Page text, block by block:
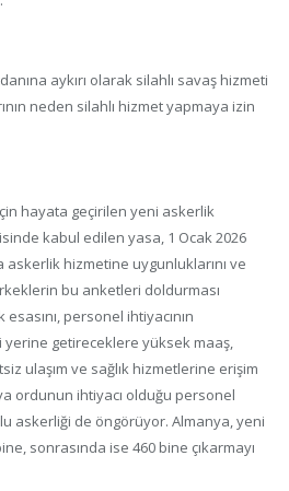
aykırı olarak silahlı savaş hizmeti
neden silahlı hizmet yapmaya izin
hayata geçirilen yeni askerlik
kabul edilen yasa, 1 Ocak 2026
hizmetine uygunluklarını ve
bu anketleri doldurması
personel ihtiyacının
getireceklere yüksek maaş,
ulaşım ve sağlık hizmetlerine erişim
ordunun ihtiyacı olduğu personel
askerliği de öngörüyor. Almanya, yeni
sonrasında ise 460 bine çıkarmayı